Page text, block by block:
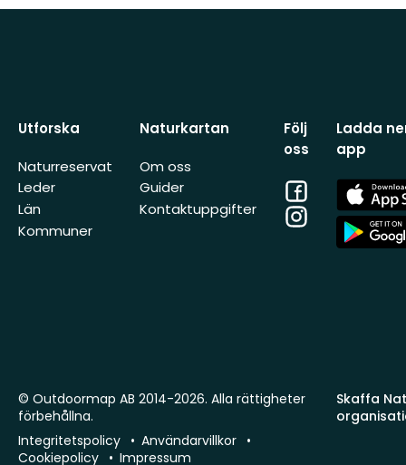
Utforska
Naturreservat
Leder
Län
Kommuner
Naturkartan
Om oss
Guider
Kontaktuppgifter
Följ
oss
Facebook
Instagram
Ladda
app
App
Store
App
Store
Skaffa
© Outdoormap AB 2014-2026. Alla rättigheter
förbehållna.
Integritetspolicy
Användarvillkor
Cookiepolicy
Impressum